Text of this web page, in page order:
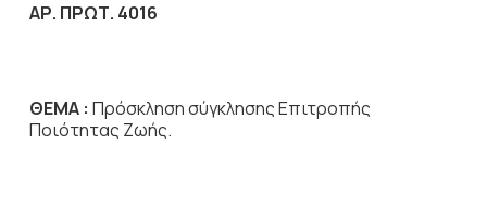
ΑΡ. ΠΡΩΤ. 4016
ΘΕΜΑ : Πρόσκληση σύγκλησης Επιτροπής
Ποιότητας Ζωής.